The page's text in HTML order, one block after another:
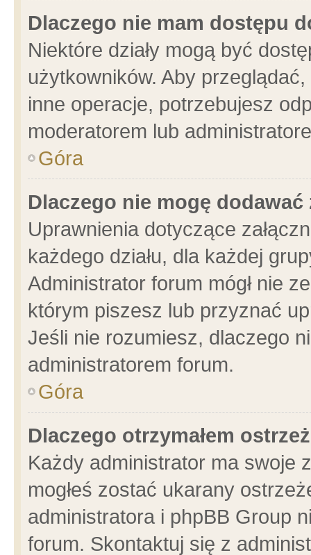
Dlaczego nie mam dostępu
Niektóre działy mogą być
użytkowników. Aby
inne operacje, potrzebujesz
moderatorem lub
Góra
Dlaczego nie mogę dodawać
Uprawnienia dotyczące
każdego działu, dla każdej
Administrator forum mógł nie
którym piszesz lub przyznać
Jeśli nie rozumiesz, dlaczego
administratorem forum.
Góra
Dlaczego otrzymałem
Każdy administrator ma swoje
mogłeś zostać ukarany
administratora i phpBB Group
forum. Skontaktuj się z